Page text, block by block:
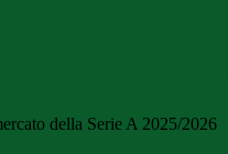
della Serie A 2025/2026